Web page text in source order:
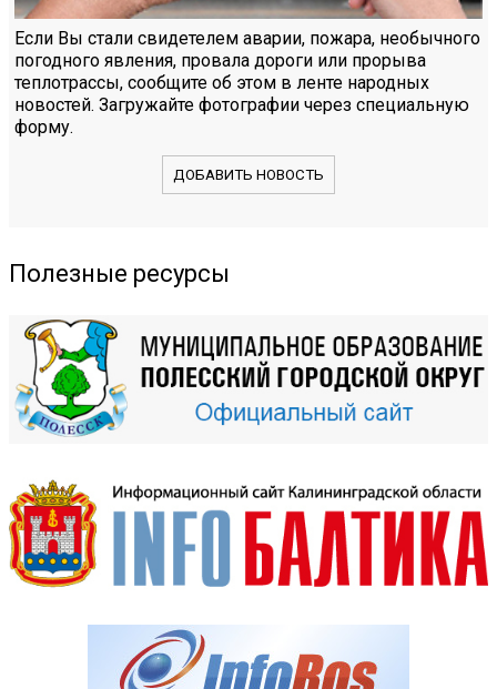
Если Вы стали свидетелем аварии, пожара, необычного
погодного явления, провала дороги или прорыва
теплотрассы, сообщите об этом в ленте народных
новостей. Загружайте фотографии через специальную
форму.
ДОБАВИТЬ НОВОСТЬ
Полезные ресурсы